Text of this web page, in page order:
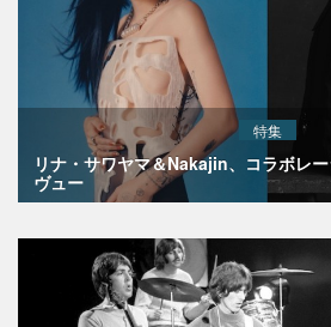
特集
リナ・サワヤマ＆Nakajin、コラボレ
ヴュー